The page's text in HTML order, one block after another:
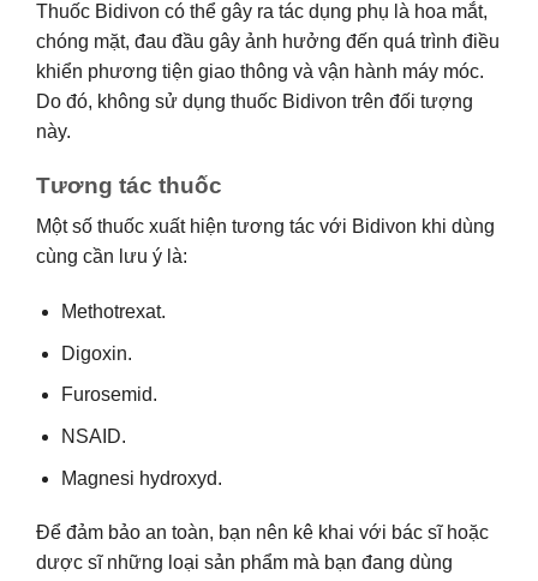
Thuốc Bidivon có thể gây ra tác dụng phụ là hoa mắt,
chóng mặt, đau đầu gây ảnh hưởng đến quá trình điều
khiển phương tiện giao thông và vận hành máy móc.
Do đó, không sử dụng thuốc Bidivon trên đối tượng
này.
Tương tác thuốc
Một số thuốc xuất hiện tương tác với Bidivon khi dùng
cùng cần lưu ý là:
Methotrexat.
Digoxin.
Furosemid.
NSAID.
Magnesi hydroxyd.
Để đảm bảo an toàn, bạn nên kê khai với bác sĩ hoặc
dược sĩ những loại sản phẩm mà bạn đang dùng